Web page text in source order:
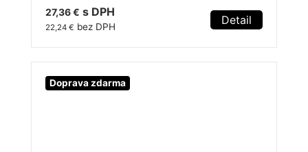
27,36 € s DPH
22,24 € bez DPH Detail
Doprava zdarma